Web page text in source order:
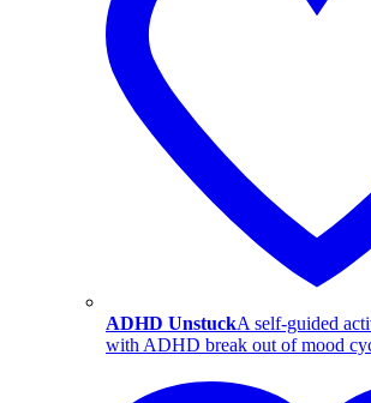
ADHD UnstuckA self-guided
with ADHD break out of mood